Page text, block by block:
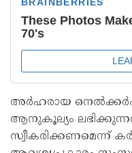
അർഹരായ
ആനുകൂല്യം
സ്വീകരിക്കണമെന്ന്